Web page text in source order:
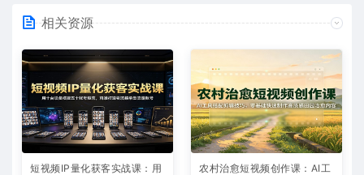
相关资源
短视频IP量化获客实战课：用
农村治愈短视频创作课：AI工